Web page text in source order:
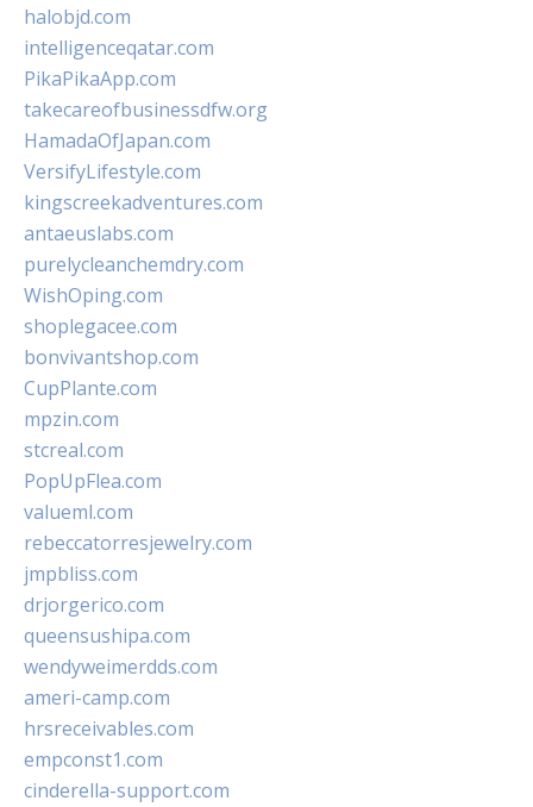
halobjd.com
intelligenceqatar.com
PikaPikaApp.com
takecareofbusinessdfw.org
HamadaOfJapan.com
VersifyLifestyle.com
kingscreekadventures.com
antaeuslabs.com
purelycleanchemdry.com
WishOping.com
shoplegacee.com
bonvivantshop.com
CupPlante.com
mpzin.com
stcreal.com
PopUpFlea.com
valueml.com
rebeccatorresjewelry.com
jmpbliss.com
drjorgerico.com
queensushipa.com
wendyweimerdds.com
ameri-camp.com
hrsreceivables.com
empconst1.com
cinderella-support.com